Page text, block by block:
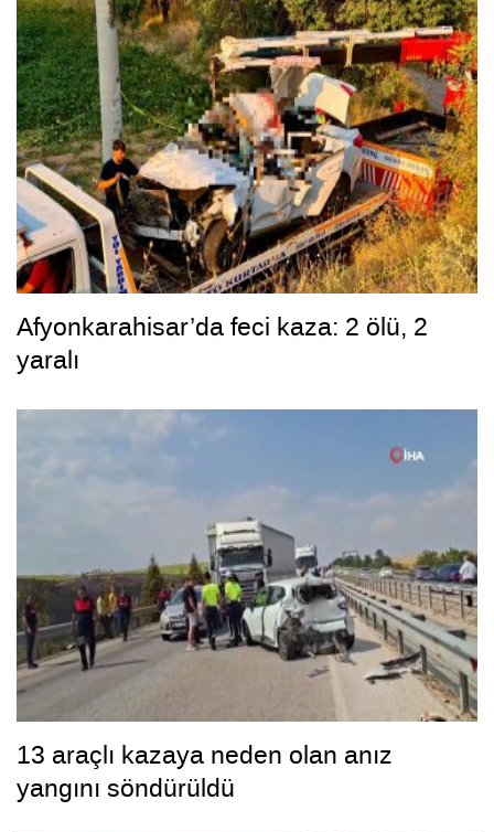
Afyonkarahisar’da feci kaza: 2 ölü, 2
yaralı
13 araçlı kazaya neden olan anız
yangını söndürüldü